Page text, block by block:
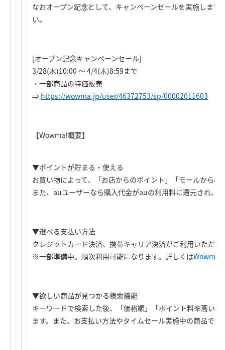
なおオープン記念として、キャンペーンセールを実施します
い。
[オープン記念キャンペーンセール]
3/28(木)10:00 ～ 4/4(木)8:59まで
・一部商品の特価販売
⇒ https://wowma.jp/user/46372753/sp/00002011603
【Wowma!概要】
▼ポイントが貯まる・使える
お買い物によって、「お店からのポイント」「モールからの
また、auユーザーなら購入代金がauの利用料に還元され、
▼選べる支払い方法
クレジットカード決済、携帯キャリア決済がご利用いただけ
※一部準備中。順次利用可能になります。詳しくはWowma!
▼欲しい商品が見つかる検索機能
キーワードで検索した後、「価格順」「ポイント料率高い
ます。また、お支払い方法やタイムセール実施中の商品で